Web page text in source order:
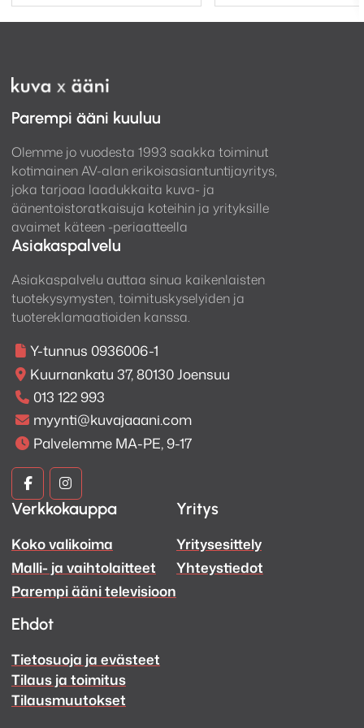
Langaton Apple CarPlay
iLX-F115D toimii iPhonen kanssa langattomasti ja voit
muun muassa vastaanottaa ja soittaa puheluita,
sanella viestit Sirin tai Whatsappin avulla ja käyttää
esimerkiksi Google Mapsia, Applen Kartat -sovellusta
tai Spotifyn suoratoistoa puhelimen ollessa taskussa.
Apple CarPlay:n ominaisuudetlöydät
Kaksi USB-sisääntuloa
Alpine Halo 11 ei sisällä CD-/DVD-koneistoa, mutta
kahden USB-liitännän ansiosta saat esimerkiksi
liittimessä voi olla USB-tikku tai kiintolevy, jolta toistat
Parempi ääni kuuluu
Olemme jo vuodesta 1993 saakka toiminut
kotimainen AV-alan erikoisasiantuntijayritys,
joka tarjoaa laadukkaita kuva- ja
äänentoistoratkaisuja koteihin ja yrityksille
avaimet käteen -periaatteella
Asiakaspalvelu
Asiakaspalvelu auttaa sinua kaikenlaisten
tuotekysymysten, toimituskyselyiden ja
tuotereklamaatioiden kanssa.
Y-tunnus 0936006-1
Kuurnankatu 37, 80130 Joensuu
013 122 993
myynti@kuvajaaani.com
Palvelemme MA-PE, 9-17
Kuva
ja
Ääni
Facebook
Kuva
ja
Ääni
Instagram
Verkkokauppa
Koko valikoima
Malli- ja vaihtolaitteet
Parempi ääni televisioon
Yritys
Yritysesittely
Yhteystiedot
Ehdot
Tietosuoja ja evästeet
Tilaus ja toimitus
Tilausmuutokset